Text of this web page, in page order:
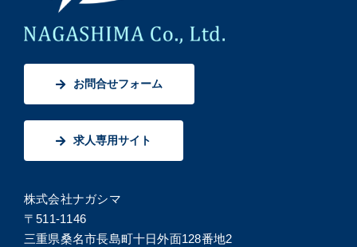
お問合せフォーム
求人専用サイト
株式会社ナガシマ
〒511-1146
三重県桑名市長島町十日外面128番地2